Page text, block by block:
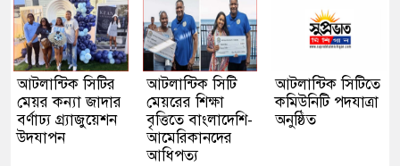
আটলান্টিক সিটির
মেয়র কন্যা জাদার
বর্ণাঢ্য গ্র্যাজুয়েশন
উদযাপন
আটলান্টিক সিটি
মেয়রের শিক্ষা
বৃত্তিতে বাংলাদেশি-
আমেরিকানদের
আধিপত্য
আটলান্টিক সিটিতে
কমিউনিটি পদযাত্রা
অনুষ্ঠিত